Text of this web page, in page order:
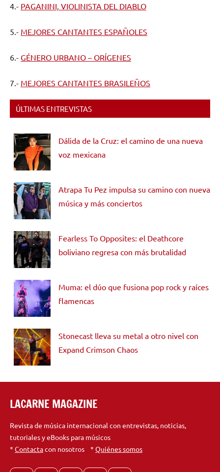
4.- PAGANINI, VIOLINISTA DEL DIABLO
5.- MEJORES CANTANTES ESPAÑOLES
6.- GÉNERO URBANO – ORÍGENES
7.- MEJORES CANTANTES BRASILEÑOS
ÚLTIMAS ENTREVISTAS
Dálida de la Cruz: el camino de una nueva
voz mexicana
Atrapa Tu Pez impulsa su camino con nueva
música y más conciertos
Fearless To Opposites: el Deathcore
boliviano regresa con más brutalidad
Muma: el dúo que fusiona pop rock y raíces
flamencas
Stonecast lleva su metal a otro nivel con
Expand Crimson Chaos
LACARNE MAGAZINE
Revista de música internacional con entrevistas, noticias,
tutoriales y eBooks para músicos
* Contactacon nosotros * Quiénes somos